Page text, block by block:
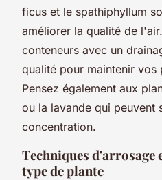
ficus et le spathiphyllum
améliorer la qualité de
conteneurs avec un
qualité pour maintenir vos
Pensez également aux
ou la lavande qui peuvent
concentration.
Techniques d'arrosage
type de plante